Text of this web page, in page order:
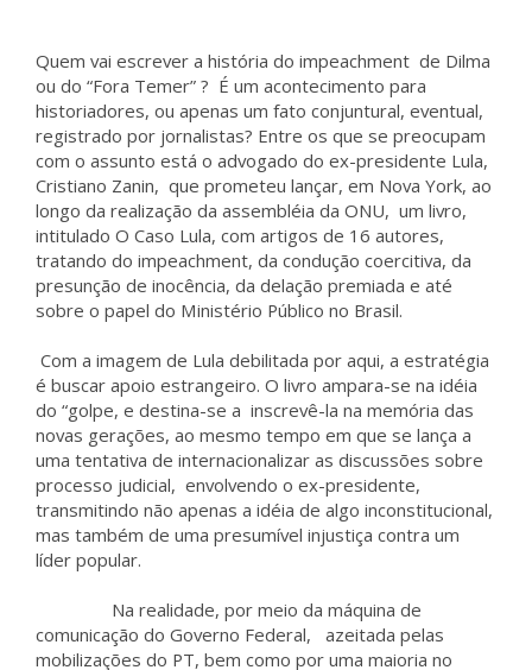
Quem vai escrever a história do impeachment de Dilma
ou do “Fora Temer” ? É um acontecimento para
historiadores, ou apenas um fato conjuntural, eventual,
registrado por jornalistas? Entre os que se preocupam
com o assunto está o advogado do ex-presidente Lula,
Cristiano Zanin, que prometeu lançar, em Nova York, ao
longo da realização da assembléia da ONU, um livro,
intitulado O Caso Lula, com artigos de 16 autores,
tratando do impeachment, da condução coercitiva, da
presunção de inocência, da delação premiada e até
sobre o papel do Ministério Público no Brasil.
Com a imagem de Lula debilitada por aqui, a estratégia
é buscar apoio estrangeiro. O livro ampara-se na idéia
do “golpe, e destina-se a inscrevê-la na memória das
novas gerações, ao mesmo tempo em que se lança a
uma tentativa de internacionalizar as discussões sobre
processo judicial, envolvendo o ex-presidente,
transmitindo não apenas a idéia de algo inconstitucional,
mas também de uma presumível injustiça contra um
líder popular.
Na realidade, por meio da máquina de
comunicação do Governo Federal, azeitada pelas
mobilizações do PT, bem como por uma maioria no